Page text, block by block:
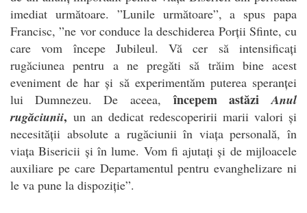
imediat următoare. ”Lunile următoare”, a spus papa
Francisc, ”ne vor conduce la deschiderea Porții Sfinte, cu
care vom începe Jubileul. Vă cer să intensificați
rugăciunea pentru a ne pregăti să trăim bine acest
eveniment de har și să experimentăm puterea speranței
lui Dumnezeu. De aceea,începem astăziAnul
rugăciunii, un an dedicat redescoperirii marii valori și
necesității absolute a rugăciunii în viața personală, în
viața Bisericii și în lume. Vom fi ajutați și de mijloacele
auxiliare pe care Departamentul pentru evanghelizare ni
le va pune la dispoziție”.